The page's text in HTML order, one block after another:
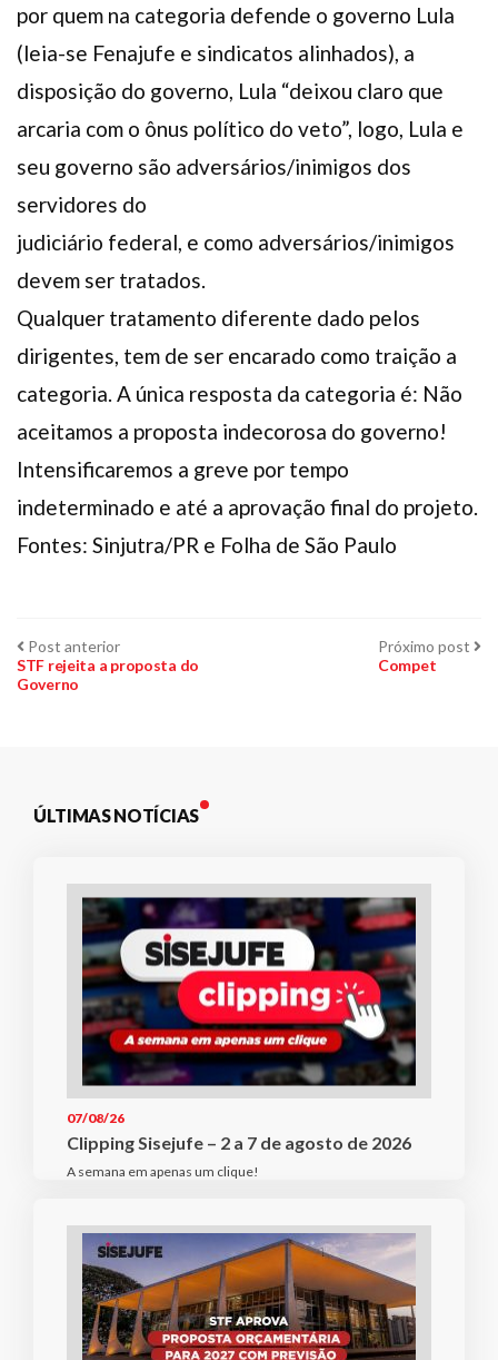
por quem na categoria defende o governo Lula
(leia-se Fenajufe e sindicatos alinhados), a
disposição do governo, Lula “deixou claro que
arcaria com o ônus político do veto”, logo, Lula e
seu governo são adversários/inimigos dos
servidores do
judiciário federal, e como adversários/inimigos
devem ser tratados.
Qualquer tratamento diferente dado pelos
dirigentes, tem de ser encarado como traição a
categoria. A única resposta da categoria é: Não
aceitamos a proposta indecorosa do governo!
Intensificaremos a greve por tempo
indeterminado e até a aprovação final do projeto.
Fontes: Sinjutra/PR e Folha de São Paulo
Navegação
de
Post anteriorPost
anterior:
STF rejeita a proposta do
Governo
Próximo post
Compet
ÚLTIMAS NOTÍCIAS
07/08/26
Clipping Sisejufe – 2 a 7 de agosto de 2026
A semana em apenas um clique!